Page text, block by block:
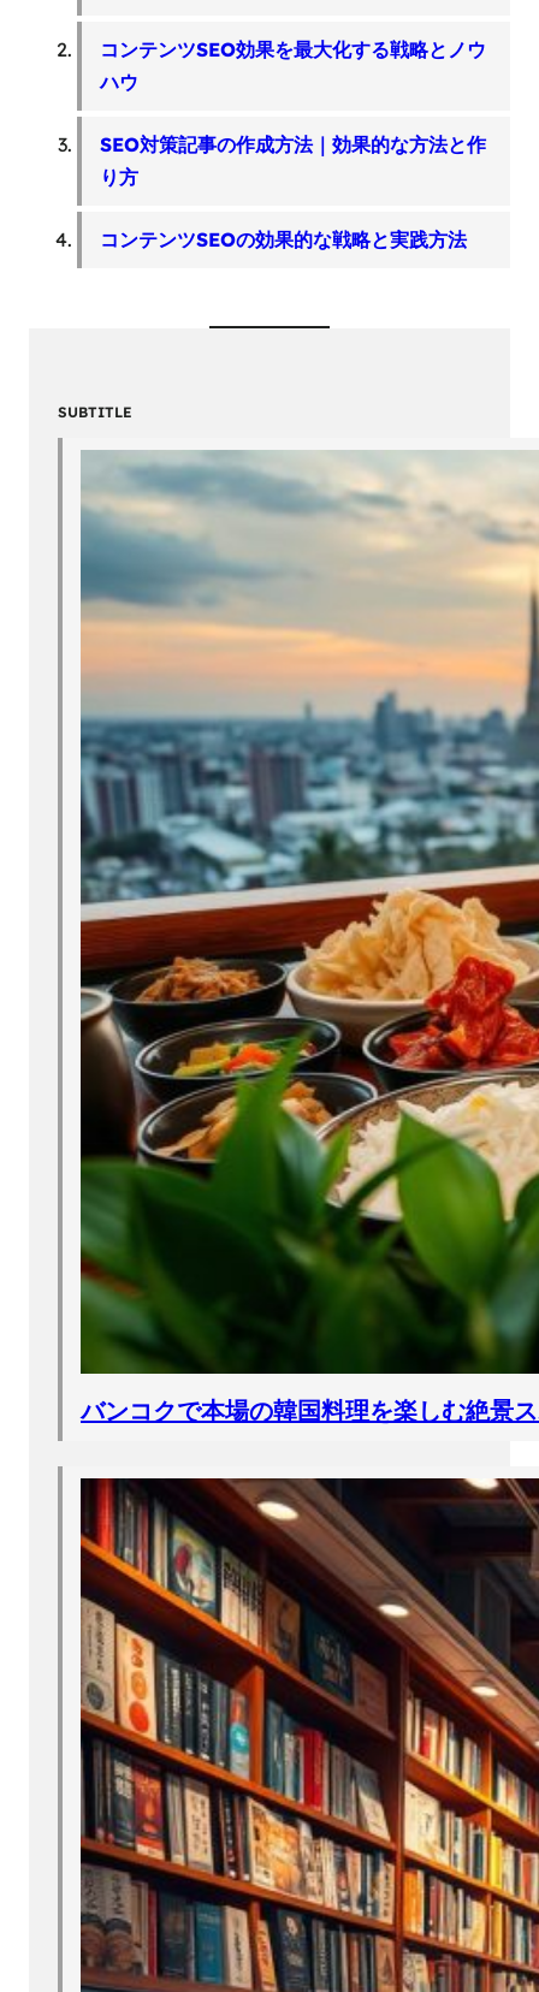
コンテンツSEO効果を最大化する戦略とノウ
ハウ
SEO対策記事の作成方法｜効果的な方法と作
り方
コンテンツSEOの効果的な戦略と実践方法
SUBTITLE
バンコクで本場の韓国料理を楽しむ絶景